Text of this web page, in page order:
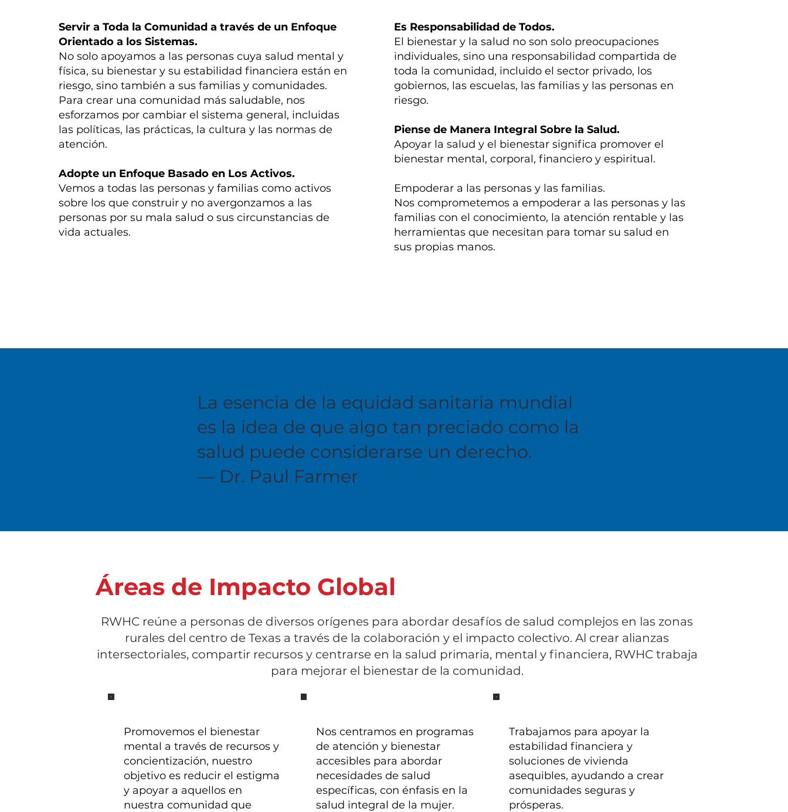
La esencia de la equidad sanitaria mundial
es la idea de que algo tan preciado como la
salud puede considerarse un derecho.
— Dr. Paul Farmer
Servir a Toda la Comunidad a través de un Enfoque
Orientado a los Sistemas.
No solo apoyamos a las personas cuya salud mental y
física, su bienestar y su estabilidad financiera están en
riesgo, sino también a sus familias y comunidades.
Para crear una comunidad más saludable, nos
esforzamos por cambiar el sistema general, incluidas
las políticas, las prácticas, la cultura y las normas de
atención.
Adopte un Enfoque Basado en Los Activos.
Vemos a todas las personas y familias como activos
sobre los que construir y no avergonzamos a las
personas por su mala salud o sus circunstancias de
vida actuales.
Es Responsabilidad de Todos.
El bienestar y la salud no son solo preocupaciones
individuales, sino una responsabilidad compartida de
toda la comunidad, incluido el sector privado, los
gobiernos, las escuelas, las familias y las personas en
riesgo.
Piense de Manera Integral Sobre la Salud.
Apoyar la salud y el bienestar significa promover el
bienestar mental, corporal, financiero y espiritual.
Empoderar a las personas y las familias.
Nos comprometemos a empoderar a las personas y las
familias con el conocimiento, la atención rentable y las
herramientas que necesitan para tomar su salud en
sus propias manos.
Áreas de Impacto Global
RWHC reúne a personas de diversos orígenes para abordar desafíos de salud complejos en las zonas
rurales del centro de Texas a través de la colaboración y el impacto colectivo. Al crear alianzas
intersectoriales, compartir recursos y centrarse en la salud primaria, mental y financiera, RWHC trabaja
para mejorar el bienestar de la comunidad.
Promovemos el bienestar
mental a través de recursos y
concientización, nuestro
objetivo es reducir el estigma
y apoyar a aquellos en
nuestra comunidad que
Nos centramos en programas
de atención y bienestar
accesibles para abordar
necesidades de salud
específicas, con énfasis en la
salud integral de la mujer.
Trabajamos para apoyar la
estabilidad financiera y
soluciones de vivienda
asequibles, ayudando a crear
comunidades seguras y
prósperas.